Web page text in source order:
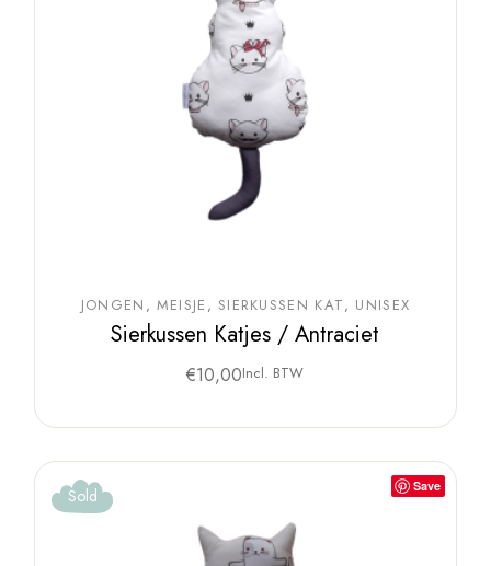
JONGEN MEISJE SIERKUSSEN KAT UNISEX
Sierkussen Katjes / Antraciet
€10,00Incl. BTW
Save
Sold